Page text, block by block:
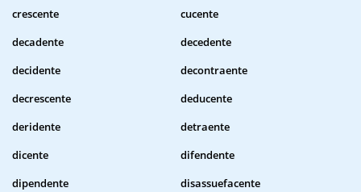
crescente
cucente
decadente
decedente
decidente
decontraente
decrescente
deducente
deridente
detraente
dicente
difendente
dipendente
disassuefacente